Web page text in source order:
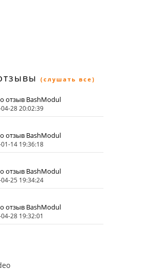
(слушать все)
отзыв BashModul
28 20:02:39
отзыв BashModul
14 19:36:18
отзыв BashModul
25 19:34:24
отзыв BashModul
28 19:32:01